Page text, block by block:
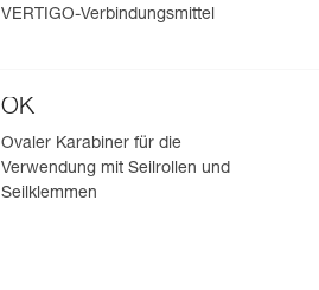
VERTIGO-Verbindungsmittel
OK
Ovaler Karabiner für die
Verwendung mit Seilrollen und
Seilklemmen